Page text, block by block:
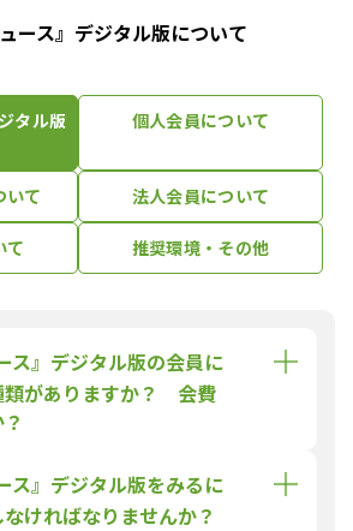
ュース』デジタル版について
タル版
個人会員について
いて 法人会員について
て 推奨環境・その他
ス』デジタル版の会員に
類がありますか？ 会費
ス』デジタル版をみるに
ければなりませんか？